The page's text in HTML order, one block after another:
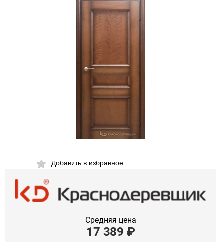
Добавить в избранное
Средняя цена
17 389 ₽